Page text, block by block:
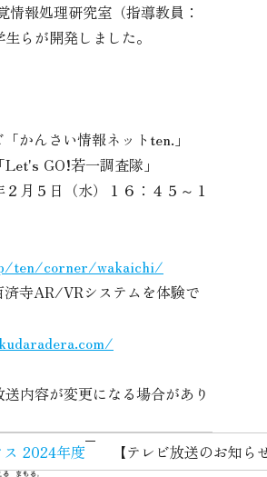
報処理研究室（指導教員：
らが開発しました。
かんさい情報ネットten.」
若一調査隊」
月５日（水）１６：４５～１
ten/corner/wakaichi/
寺AR/VRシステムを体験で
内容が変更になる場合があり
ス 2024年度 【テレビ放送のお知